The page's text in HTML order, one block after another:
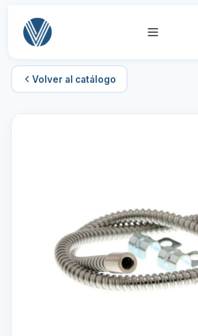
Volver al catálogo